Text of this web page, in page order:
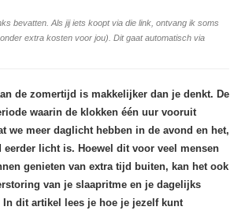
bevatten. Als jij iets koopt via die link, ontvang ik soms
extra kosten voor jou). Dit gaat automatisch via
de zomertijd is makkelijker dan je denkt. De
waarin de klokken één uur vooruit
we meer daglicht hebben in de avond en het,
eerder licht is. Hoewel dit voor veel mensen
genieten van extra tijd buiten, kan het ook
van je slaapritme en je dagelijks
In dit artikel lees je hoe je jezelf kunt